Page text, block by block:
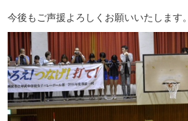
今後もご声援よろしくお願いいたします。